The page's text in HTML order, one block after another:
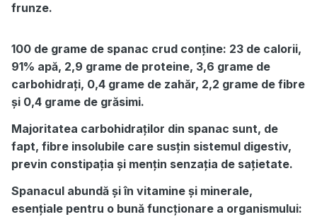
frunze.
100 de grame de spanac crud conține: 23 de calorii,
91% apă, 2,9 grame de proteine, 3,6 grame de
carbohidrați, 0,4 grame de zahăr, 2,2 grame de fibre
și 0,4 grame de grăsimi.
Majoritatea carbohidraților din spanac sunt, de
fapt, fibre insolubile care susțin sistemul digestiv,
previn constipația și mențin senzația de sațietate.
Spanacul abundă și în vitamine și minerale,
esențiale pentru o bună funcționare a organismului: